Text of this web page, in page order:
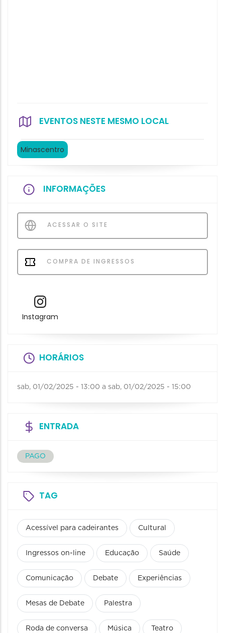
EVENTOS NESTE MESMO LOCAL
Minascentro
INFORMAÇÕES
ACESSAR O SITE
COMPRA DE INGRESSOS
Instagram
HORÁRIOS
sab, 01/02/2025 - 13:00 a sab, 01/02/2025 - 15:00
ENTRADA
PAGO
TAG
Acessível para cadeirantes Cultural
Ingressos on-line Educação Saúde
Comunicação Debate Experiências
Mesas de Debate Palestra
Roda de conversa Música Teatro